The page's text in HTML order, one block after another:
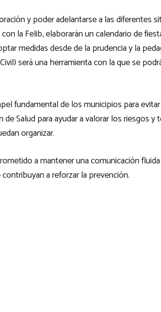
y poder adelantarse a las diferentes
la Felib, elaborarán un calendario de
medidas desde de la prudencia y la
será una herramienta con la que se
fundamental de los municipios para
Salud para ayudar a valorar los riesgos y
organizar.
a mantener una comunicación
a reforzar la prevención.